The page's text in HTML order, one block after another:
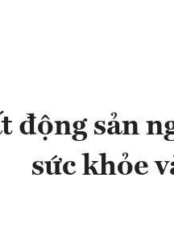
động sản
sức khỏe